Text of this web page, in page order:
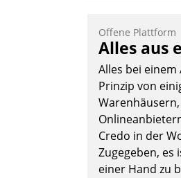
Offene Plattform
Alles aus
Alles bei einem
Prinzip von
Credo in der
Zugegeben, es
einer Hand zu